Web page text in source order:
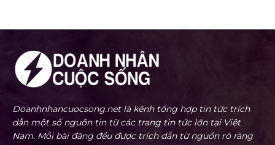
Doanhnhancuocsong.net là kênh tổng hợp tin tức trích
dẫn một số nguồn tin từ các trang tin tức lớn tại Việt
Nam. Mỗi bài đăng đều được trích dẫn từ nguồn rõ ràng